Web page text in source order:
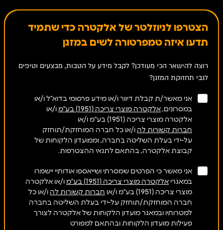
הצטרפו לניוזלטר של אלקטרה כדי שתמיד
תדעו איזה טמפרטורה לשים במזגן
רוצה להישאר הכי מעודכן? לקבל מידע על הטבות, מבצעים וטיפים
לגבי תחזוקת המזגן?
אני מאשר/ת קבלת דיוור ו/או מידע פרסומי בדוא"ל ו/או
במסרונים, אלקטרה מוצרי צריכה (1951) בע"מ
ו/או
אלקטרה מוצרי צריכה (1951) בע"מ ו/או
חברות קשורות לה ו/או כל חברה המוחזקת/תוחזק
על-ידי בעלת השליטה בחברה, וממועדון הלקוחות של
קבוצת אלקטרה, בהתאם לתנאי ההצטרפות.
אני מאשר כי הפרטים שמסרתי ושייאספו אודותיי יישמרו
במאגרי אלקטרה מוצרי צריכה (1951) בע"מ
ו/או אלקטרה
מוצרי צריכה (1951) בע"מ ו/או
חברות קשורות לה ו/או כל
חברה המוחזקת/תוחזק על-ידי בעלת השליטה בחברה
למטרותיו ובמאגר מועדון הלקוחות של אלקטרה לצורך
פעילות מועדון הלקוחות ובהתאם למפורט